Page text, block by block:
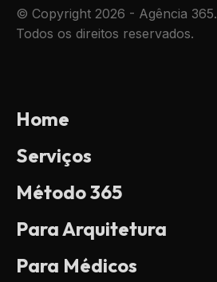
© Copyright 2026 - Agência 365.
Todos os direitos reservados.
Home
Serviços
Método 365
Para Arquitetura
Para Médicos